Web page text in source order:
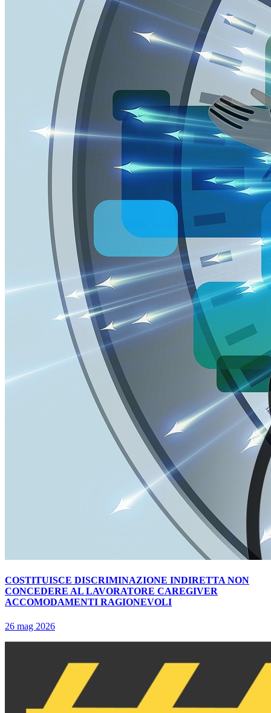
COSTITUISCE DISCRIMINAZIONE INDIRETTA NON
CONCEDERE AL LAVORATORE CAREGIVER
ACCOMODAMENTI RAGIONEVOLI
26 mag 2026